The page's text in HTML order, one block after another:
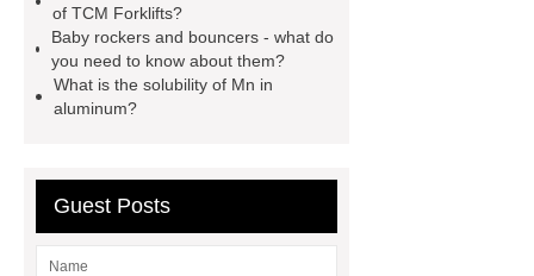
TFT Displays
PMOLED
Display
800kw Containerized
Diesel Generator
Volvo Genset for
Differences
of TCM Forklifts?
Baby rockers and bouncers - what do
you need to know about them?
What is the solubility of Mn in
aluminum?
Guest Posts